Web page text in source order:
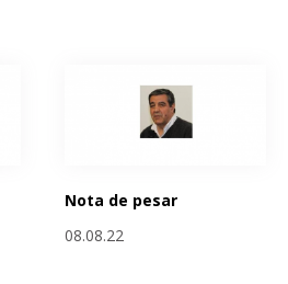
Nota de pesar
08.08.22